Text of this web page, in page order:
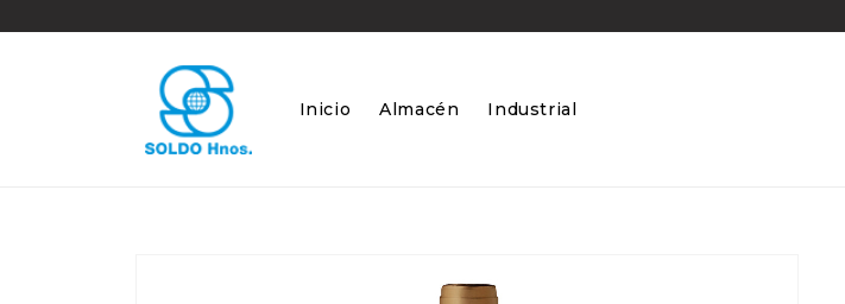
Inicio Almacén Industrial